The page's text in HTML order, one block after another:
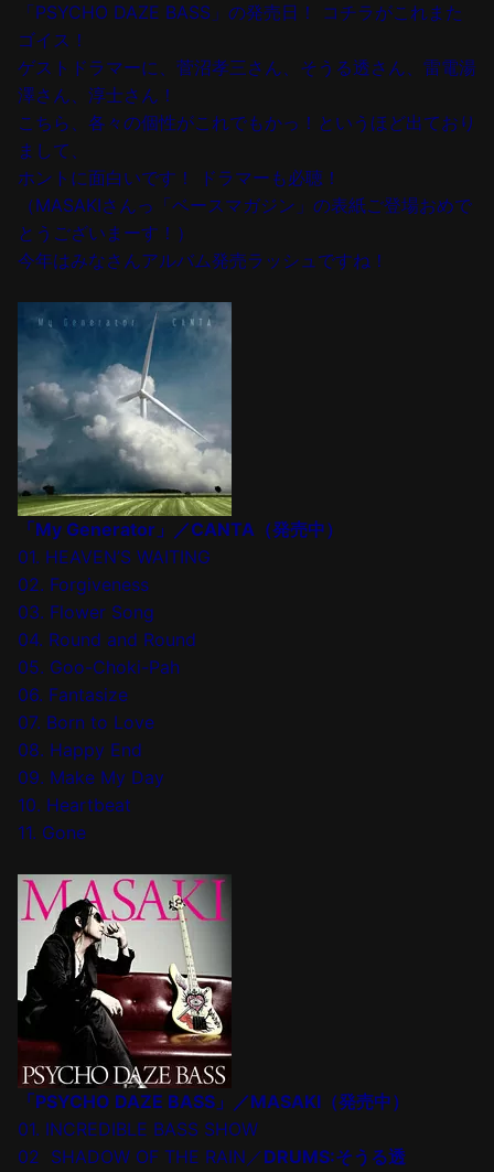
「PSYCHO DAZE BASS」の発売日 ！ コチラがこれまた
ゴイス！
ゲストドラマーに、菅沼孝三さん、そうる透さん、雷電湯
澤さん、淳士さん！
こちら、各々の個性がこれでもかっ！というほど出ており
まして、
ホントに面白いです！ ドラマーも必聴！
（MASAKIさんっ「ベースマガジン」の表紙ご登場おめで
とうございまーす！）
今年はみなさんアルバム発売ラッシュですね！
「My Generator」／CANTA（発売中）
01. HEAVEN’S WAITING
02. Forgiveness
03. Flower Song
04. Round and Round
05. Goo-Choki-Pah
06. Fantasize
07. Born to Love
08. Happy End
09. Make My Day
10. Heartbeat
11. Gone
「PSYCHO DAZE BASS」／MASAKI（発売中）
01. INCREDIBLE BASS SHOW
02 SHADOW OF THE RAIN／DRUMS:そうる透